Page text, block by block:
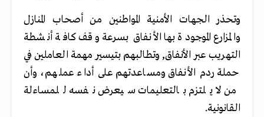
وتحذر الجهات الأمنية المواطنين من أصحاب المنازل
والمزارع الموجودة بها الأنفاق بسرعة وقف كافة أنشطة
التهريب عبر الأنفاق, وتطالبهم بتيسير مهمة العاملين في
حملة ردم الأنفاق ومساعدتهم على أداء عملهم، وأن
من لا يلتزم بالتعليمات سيعرض نفسه للمساءلة
القانونية.